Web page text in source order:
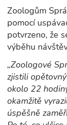
Zoologům
pomocí
potvrzeno, že
výběhu
„Zoologové
zjistili
okolo 22
okamžitě
úspěšně